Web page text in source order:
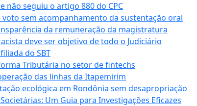
não seguiu o artigo 880 do CPC
sem acompanhamento da sustentação oral
da remuneração da magistratura
deve ser objetivo de todo o Judiciário
do SBT
Tributária no setor de fintechs
das linhas da Itapemirim
ecológica em Rondônia sem desapropriação
Um Guia para Investigações Eficazes